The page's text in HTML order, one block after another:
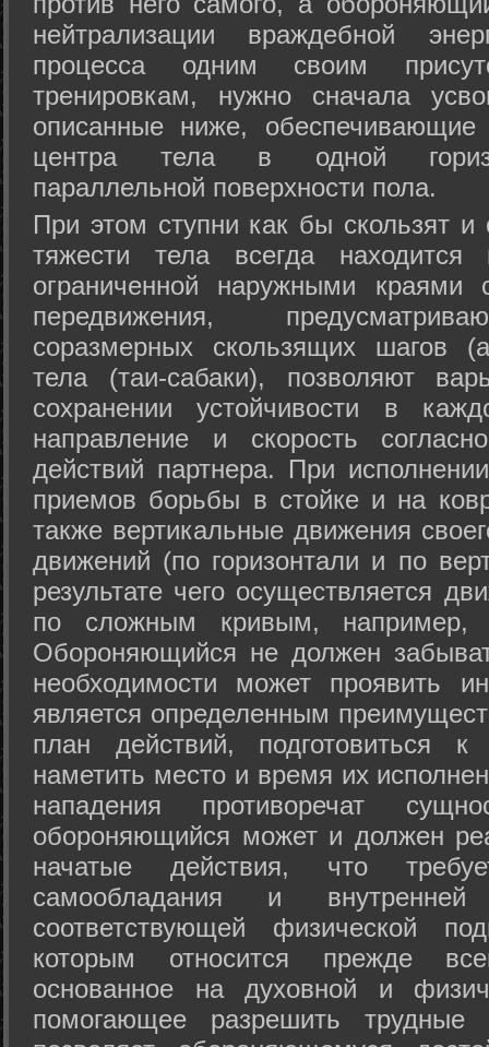
нейтрализации враждебной
процесса одним своим
тренировкам, нужно сначала
описанные ниже, обеспечивающие
центра тела в одной
параллельной поверхности пола.
При этом ступни как бы скользят
тяжести тела всегда
ограниченной наружными краями
передвижения,
соразмерных скользящих шагов
тела (таи-сабаки), позволяют
сохранении устойчивости в
направление и скорость
действий партнера. При
приемов борьбы в стойке и на
также вертикальные движения
движений (по горизонтали и по
результате чего осуществляется
по сложным кривым, например,
Обороняющийся не должен
необходимости может проявить
является определенным
план действий, подготовиться
наметить место и время их
нападения противоречат
обороняющийся может и должен
начатые действия, что
самообладания и
соответствующей физической
которым относится прежде
основанное на духовной и
помогающее разрешить